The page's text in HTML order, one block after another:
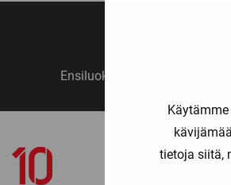
tietoja siitä,
Ensiluokkainen palvelu